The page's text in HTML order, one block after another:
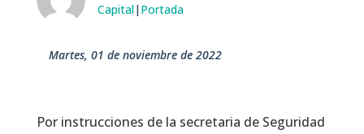
Capital| Portada
martes, 01 de noviembre de 2022
Por instrucciones de la secretaria de Seguridad